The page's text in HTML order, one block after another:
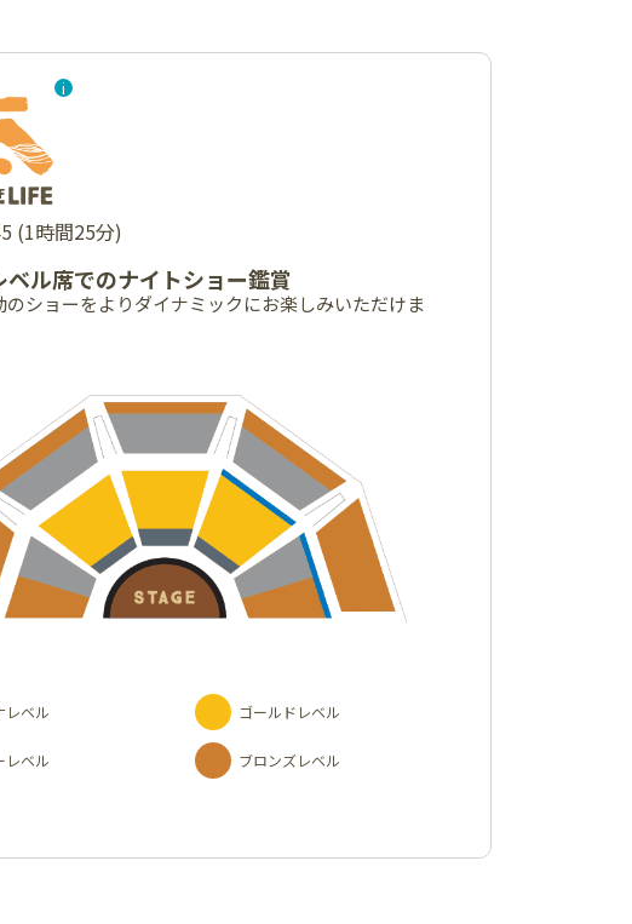
(1時間25分)
ベル席でのナイトショー鑑賞
のショーをよりダイナミックにお楽しみいただけま
ベル ゴールドレベル
ベル ブロンズレベル